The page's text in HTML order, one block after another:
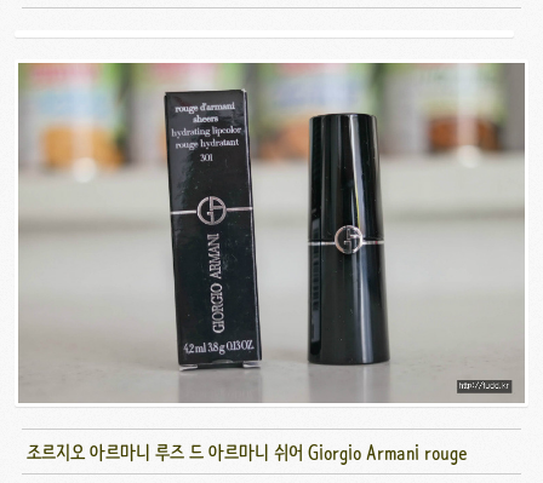
조르지오 아르마니 루즈 드 아르마니 쉬어 Giorgio Armani rouge